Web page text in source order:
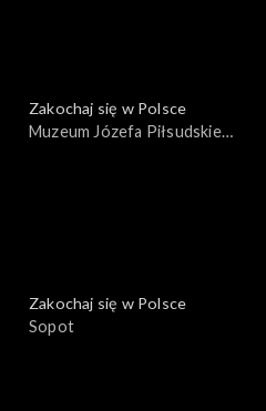
Zakochaj się w Polsce
Muzeum Józefa Piłsudskiego
Zakochaj się w Polsce
Sopot